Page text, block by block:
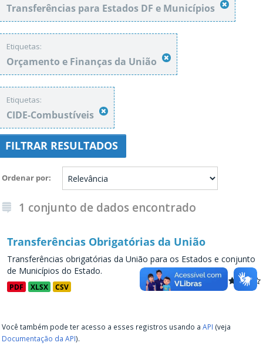
Transferências para Estados DF e Municípios
Etiquetas:
Orçamento e Finanças da União
Etiquetas:
CIDE-Combustíveis
FILTRAR RESULTADOS
Ordenar por
1 conjunto de dados encontrado
Transferências Obrigatórias da União
Transferências obrigatórias da União para os Estados e conjunto
de Municípios do Estado.
PDF XLSX CSV
Você também pode ter acesso a esses registros usando a API (veja
Documentação da API).